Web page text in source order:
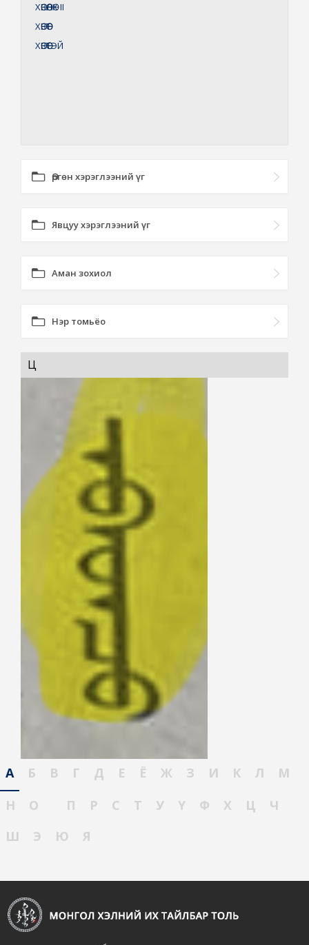
ХӨВӨӨЛӨХII
ХӨВӨӨТ
ХӨВӨӨТЭЙ
Өргөн хэрэглээний үг
Явцуу хэрэглээний үг
Аман зохиол
Нэр томьёо
Ц
А Б В Г Д Е Ё Ж З И К Л
М
Н
О П Р С Т У Ү Ф Х Ц
Ч
Ш
Э Ю Я